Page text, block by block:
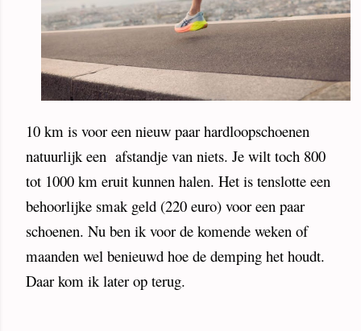
10 km is voor een nieuw paar hardloopschoenen
natuurlijk een afstandje van niets. Je wilt toch 800
tot 1000 km eruit kunnen halen. Het is tenslotte een
behoorlijke smak geld (220 euro) voor een paar
schoenen. Nu ben ik voor de komende weken of
maanden wel benieuwd hoe de demping het houdt.
Daar kom ik later op terug.